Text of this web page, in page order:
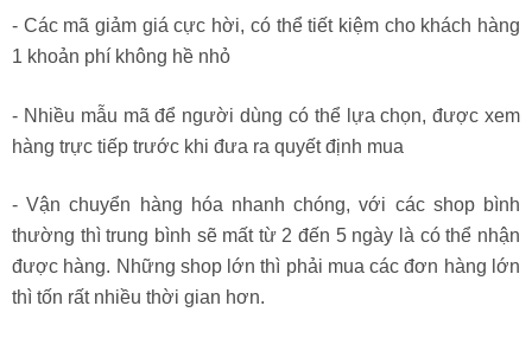
- Các mã giảm giá cực hời, có thể tiết kiệm cho khách hàng
1 khoản phí không hề nhỏ
- Nhiều mẫu mã để người dùng có thể lựa chọn, được xem
hàng trực tiếp trước khi đưa ra quyết định mua
- Vận chuyển hàng hóa nhanh chóng, với các shop bình
thường thì trung bình sẽ mất từ 2 đến 5 ngày là có thể nhận
được hàng. Những shop lớn thì phải mua các đơn hàng lớn
thì tốn rất nhiều thời gian hơn.